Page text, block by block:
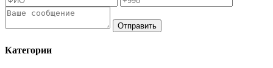
Отправить
Категории